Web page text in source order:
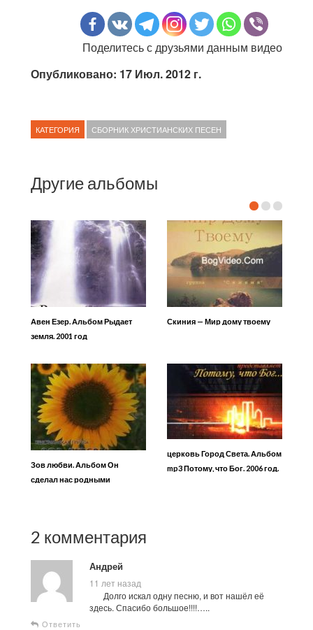
Поделитесь с друзьями данным видео
Опубликовано: 17 Июл. 2012 г.
КАТЕГОРИЯ СБОРНИК ХРИСТИАНСКИХ ПЕСЕН
Другие альбомы
Авен Езер. Альбом Рыдает
земля. 2001 год
Скиния — Мир дому твоему
Зов любви. Альбом Он
сделал нас родными
церковь Город Света. Альбом
mp3 Потому, что Бог. 2006 год.
2 комментария
Андрей
11 лет назад
Долго искал одну песню, и вот нашёл её
здесь. Спасибо большое!!!!…..
Ответить